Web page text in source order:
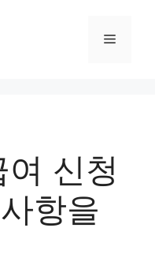
Menu
신청
항을